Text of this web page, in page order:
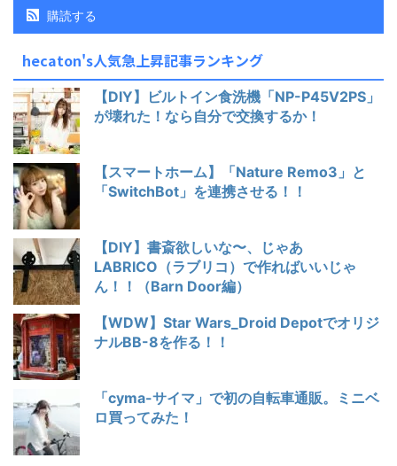
購読する
hecaton's人気急上昇記事ランキング
【DIY】ビルトイン食洗機「NP-P45V2PS」
が壊れた！なら自分で交換するか！
【スマートホーム】「Nature Remo3」と
「SwitchBot」を連携させる！！
【DIY】書斎欲しいな〜、じゃあ
LABRICO（ラブリコ）で作ればいいじゃ
ん！！（Barn Door編）
【WDW】Star Wars_Droid Depotでオリジ
ナルBB-8を作る！！
「cyma-サイマ」で初の自転車通販。ミニベ
ロ買ってみた！